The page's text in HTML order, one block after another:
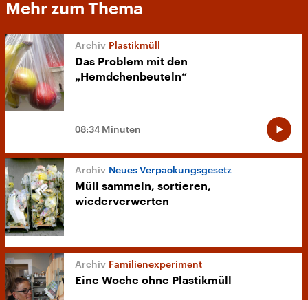
Mehr zum Thema
Plastikmüll
Das Problem mit den
„Hemdchenbeuteln“
08:34 Minuten
Neues Verpackungsgesetz
Müll sammeln, sortieren,
wiederverwerten
Familienexperiment
Eine Woche ohne Plastikmüll